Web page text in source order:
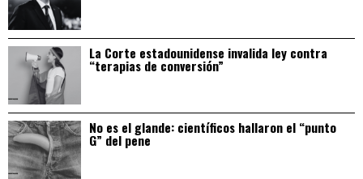
La Corte estadounidense invalida ley contra
“terapias de conversión”
No es el glande: científicos hallaron el “punto
G” del pene